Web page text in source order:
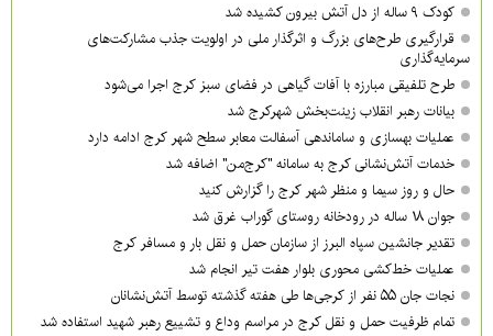
کودک ۹ ساله از دل آتش بیرون کشیده شد
قرارگیری طرح‌های بزرگ و اثرگذار ملی در اولویت‌ جذب مشارکت‌های
سرمایه‌گذاری
طرح تلفیقی مبارزه با آفات گیاهی در فضای سبز کرج اجرا می‌شود
بیانات رهبر انقلاب زینت‌بخش شهرکرج شد
عملیات بهسازی و ساماندهی آسفالت معابر سطح شهر کرج ادامه دارد
خدمات آتش‌نشانی کرج به سامانه "کرج‌من" اضافه شد
حال و روز سیما و منظر شهر کرج را گزارش کنید
جوان ۱۸ ساله در رودخانه روستای گوراب غرق شد
تقدیر جانشین سپاه البرز از سازمان حمل و نقل بار و مسافر کرج
عملیات خط‌کشی محوری بلوار هفت تیر انجام شد
نجات جان ۵۵ نفر از کرجی‌ها طی هفته گذشته توسط آتش‌نشانان
تمام ظرفیت حمل و نقل کرج در مراسم وداع و تشییع رهبر شهید استفاده شد